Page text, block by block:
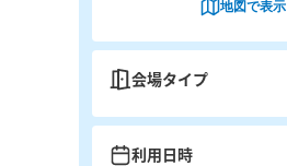
地図で表示
会場タイプ
利用日時